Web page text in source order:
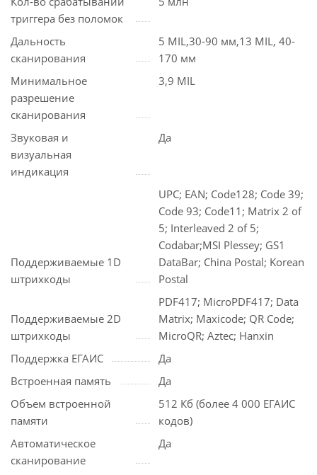
триггера без поломок
Дальность
сканирования
5 MIL,30-90 мм,13 MIL, 40-
170 мм
Минимальное
разрешение
сканирования
3,9 MIL
Звуковая и
визуальная
индикация
Да
Поддерживаемые 1D
штрихкоды
UPC; EAN; Code128; Code 39;
Code 93; Code11; Matrix 2 of
5; Interleaved 2 of 5;
Codabar;MSI Plessey; GS1
DataBar; China Postal; Korean
Postal
Поддерживаемые 2D
штрихкоды
PDF417; MicroPDF417; Data
Matrix; Maxicode; QR Code;
MicroQR; Aztec; Hanxin
Поддержка ЕГАИС
Да
Встроенная память
Да
Объем встроенной
памяти
512 Кб (более 4 000 ЕГАИС
кодов)
Автоматическое
сканирование
Да